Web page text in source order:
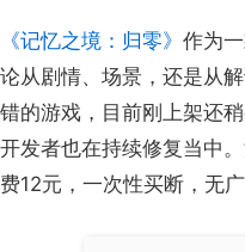
《记忆之境：归零》 作为
论从剧情、场景，还是从
错的游戏，目前刚上架还
开发者也在持续修复当中
费12元，一次性买断，无广